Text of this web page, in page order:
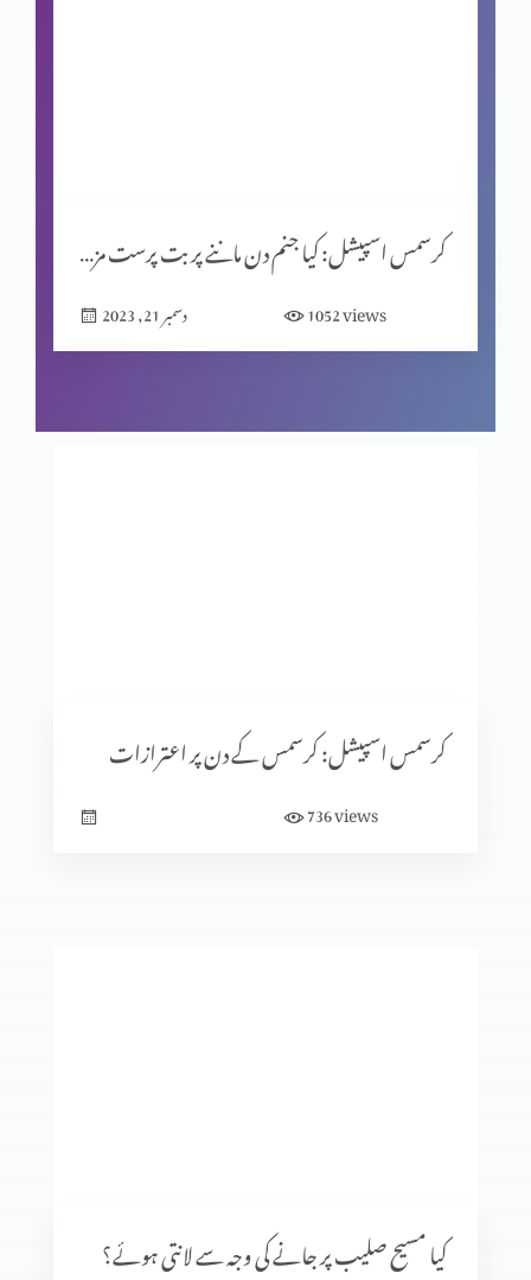
المسیح کے پیروکار عید فسح کیوں نہیں مناتے؟
کرسمس اسپیشل: سنتِ ابراہیمی (حصہ 2)
کرسمس اسپیشل: کیا جنم دن ماننے پر بت پرست مزاہب کا اثر ہے؟
دسمبر 21, 2023 1052views
کرسمس اسپیشل: کرسمس کے دن پر اعترازات
736views
کیا مسیح صلیب پر جانے کی وجہ سے لانتی ہوئے؟